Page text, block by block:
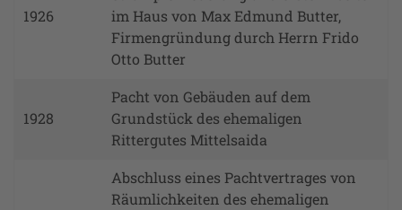
1926
im Haus von Max Edmund Butter,
Firmengründung durch Herrn Frido
Otto Butter
1928
Pacht von Gebäuden auf dem
Grundstück des ehemaligen
Rittergutes Mittelsaida
Abschluss eines Pachtvertrages von
Räumlichkeiten des ehemaligen